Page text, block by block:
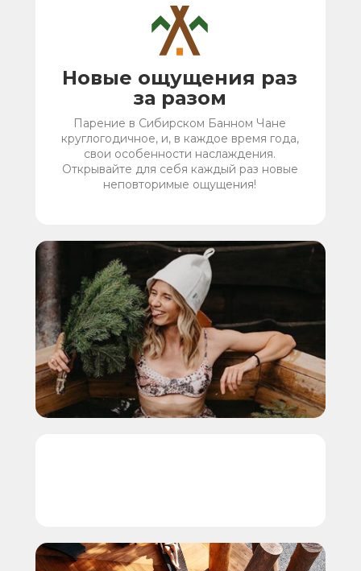
Парение в Сибирском Банном Чане
круглогодичное, и, в каждое время года,
свои особенности наслаждения.
Открывайте для себя каждый раз новые
неповторимые ощущения!
Новые ощущения раз
за разом